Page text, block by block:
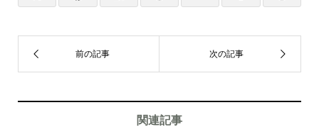
関連記事